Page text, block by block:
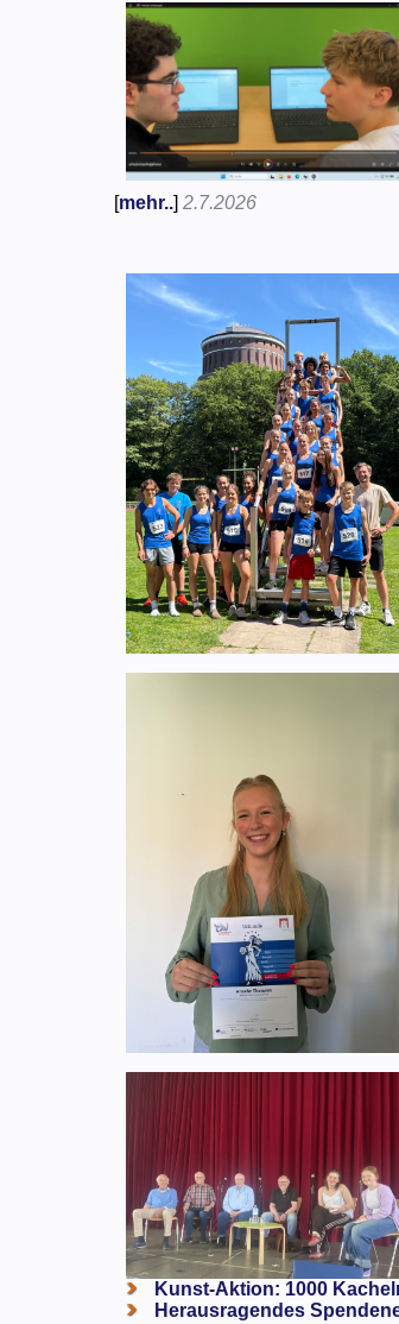
[mehr..]2.7.2026
Kunst-Aktion: 1000
Herausragendes